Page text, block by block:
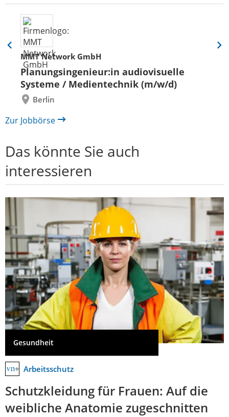
MMT Network GmbH
Planungsingenieur:in audiovisuelle
Systeme / Medientechnik (m/w/d)
Berlin
Eine
Folie
zurück
Eine
Zur Jobbörse
Das könnte Sie auch
interessieren
Gesundheit
Arbeitsschutz
Schutzkleidung für Frauen: Auf die
weibliche Anatomie zugeschnitten